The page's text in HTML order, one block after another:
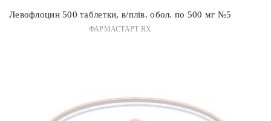
Левофлоцин 500 таблетки, в/плів. обол. по 500 мг №5
ФАРМАСТАРТ RX